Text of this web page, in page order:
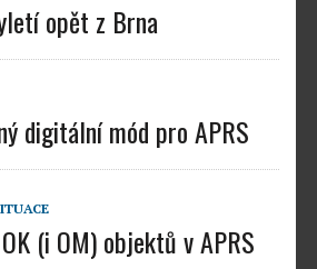
opět z Brna
digitální mód pro APRS
(i OM) objektů v APRS